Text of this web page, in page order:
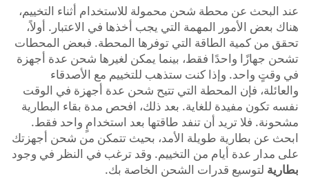
عند البحث عن محطة شحن محمولة للاستخدام أثناء التخييم،
هناك بعض الأمور المهمة التي يجب أخذها في الاعتبار. أولاً،
تحقق من كمية الطاقة التي توفرها المحطة. فبعض المحطات
تشحن جهازًا واحدًا فقط، بينما يمكن لغيرها شحن عدة أجهزة
في وقتٍ واحد. وإذا كنت ستذهب للتخييم مع الأصدقاء
والعائلة، فإن المحطة التي تتيح شحن عدة أجهزة في الوقت
نفسه تكون مفيدة للغاية. بعد ذلك، افحص مدة بقاء البطارية
مشحونة. فلا تريد أن تنفد طاقتها بعد استخدامٍ واحد فقط.
ابحث عن بطارية طويلة الأمد، بحيث تتمكن من شحن أجهزتك
على مدار عدة أيام من التخييم. وقد ترغب في النظر في وجود
بطارية لتوسيع قدرات الشحن الخاصة بك.